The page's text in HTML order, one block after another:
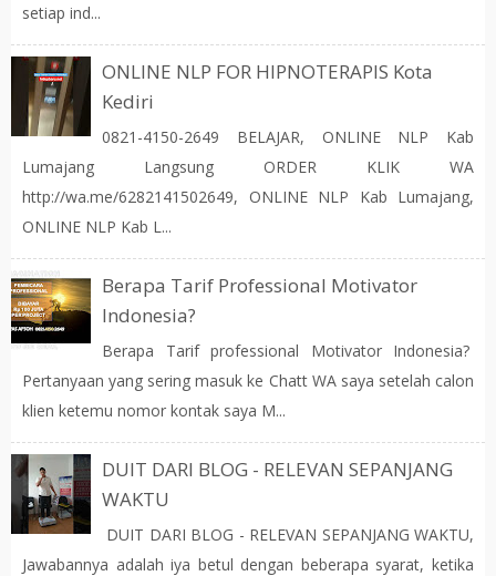
setiap ind...
ONLINE NLP FOR HIPNOTERAPIS Kota
Kediri
0821-4150-2649 BELAJAR, ONLINE NLP Kab
Lumajang Langsung ORDER KLIK WA
http://wa.me/6282141502649, ONLINE NLP Kab Lumajang,
ONLINE NLP Kab L...
Berapa Tarif Professional Motivator
Indonesia?
Berapa Tarif professional Motivator Indonesia?
Pertanyaan yang sering masuk ke Chatt WA saya setelah calon
klien ketemu nomor kontak saya M...
DUIT DARI BLOG - RELEVAN SEPANJANG
WAKTU
DUIT DARI BLOG - RELEVAN SEPANJANG WAKTU,
Jawabannya adalah iya betul dengan beberapa syarat, ketika